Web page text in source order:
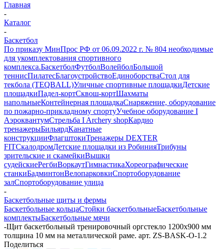
Главная
-
Каталог
-
Баскетбол
По приказу МинПрос РФ от 06.09.2022 г. № 804 необходимые
для укомплектования спортивного
комплекса.БаскетболФутболВолейболБольшой
теннисПилатесБлагоустройствоЕдиноборстваСтол для
текбола (TEQBALL)Уличные спортивные площадкиДетские
площадкиПадел-кортСквош-кортШахматы
напольныеКонтейнерная площадкаСнаряжение, оборудование
по пожарно-прикладному спортуУчебное оборудование I
АэроквантумСтрельба I Archery shopКардио
тренажерыБильярдКанатные
конструкцииФлагштокиТренажеры DEXTER
FITСкалодромДетские площадки из РобинияТрибуны
зрительские и скамейкиВышки
судейскиеРегбиВоркаутГимнастикаХореографические
станкиБадминтонВелопарковкиСпортоборудование
залСпортоборудование улица
-
Баскетбольные щиты и фермы
Баскетбольные кольцаСтойки баскетбольныеБаскетбольные
комплектыБаскетбольные мячи
-Щит баскетбольный тренировочный оргстекло 1200х900 мм
толщина 10 мм на металлической раме. арт. ZS-BASK-O-1.2
Поделиться